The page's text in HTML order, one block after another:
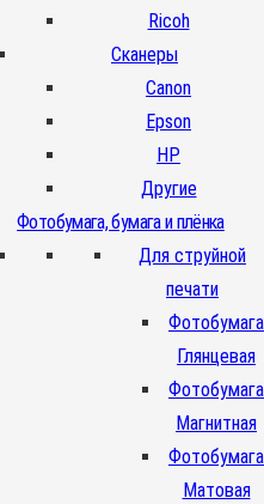
Ricoh
Сканеры
Canon
Epson
HP
Другие
Фотобумага, бумага и плёнка
Для струйной
печати
Фотобумага
Глянцевая
Фотобумага
Магнитная
Фотобумага
Матовая